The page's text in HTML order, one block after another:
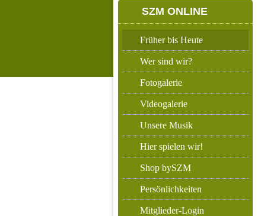
SZM ONLINE
Früher bis Heute
Wer sind wir?
Fotogalerie
Videogalerie
Unsere Musik
Hier spielen wir!
Shop bySZM
Persönlichkeiten
Mitglieder-Login